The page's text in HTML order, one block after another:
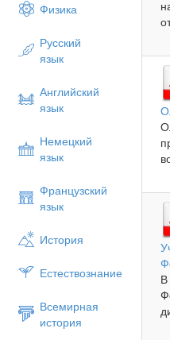
Физика
Русский
язык
Английский
язык
Немецкий
язык
Французский
язык
История
Естествознание
Всемирная
история